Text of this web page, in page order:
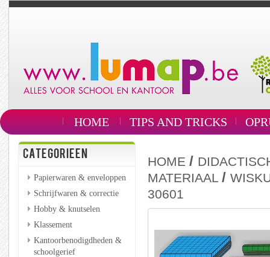
HOME TIPS AND TRICKS
CATEGORIEEN
Papierwaren & enveloppen
Schrijfwaren & correctie
Hobby & knutselen
Klassement
Kantoorbenodigdheden &
schoolgerief
HOME /
MATERIAAL /
30601